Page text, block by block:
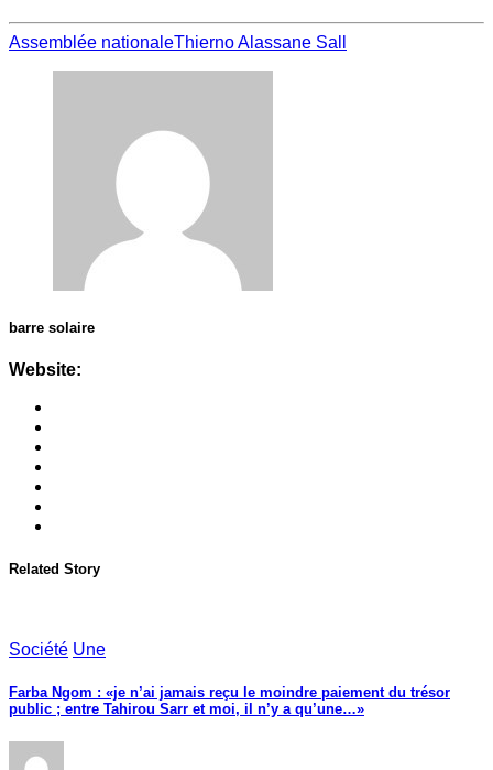
Assemblée nationaleThierno Alassane Sall
barre solaire
Website:
Related Story
Société Une
Farba Ngom : «je n’ai jamais reçu le moindre paiement du trésor
public ; entre Tahirou Sarr et moi, il n’y a qu’une…»